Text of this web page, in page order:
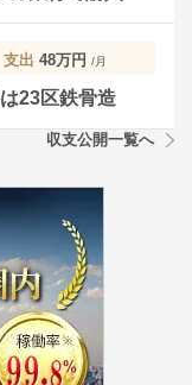
支出 48万円 /月
23区鉄骨造
収支公開一覧へ